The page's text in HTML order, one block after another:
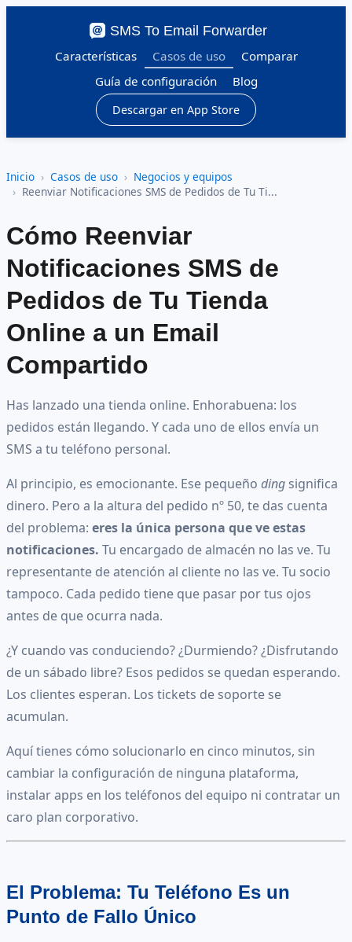
SMS To Email Forwarder
Características
Casos de uso
Comparar
Guía de configuración
Blog
Descargar en App Store
Inicio Casos de uso
Negocios y equipos
Reenviar Notificaciones SMS de Pedidos de Tu Ti...
Cómo Reenviar
Notificaciones SMS de
Pedidos de Tu Tienda
Online a un Email
Compartido
Has lanzado una tienda online. Enhorabuena: los
pedidos están llegando. Y cada uno de ellos envía un
SMS a tu teléfono personal.
Al principio, es emocionante. Ese pequeño ding significa
dinero. Pero a la altura del pedido nº 50, te das cuenta
del problema: eres la única persona que ve estas
notificaciones. Tu encargado de almacén no las ve. Tu
representante de atención al cliente no las ve. Tu socio
tampoco. Cada pedido tiene que pasar por tus ojos
antes de que ocurra nada.
¿Y cuando vas conduciendo? ¿Durmiendo? ¿Disfrutando
de un sábado libre? Esos pedidos se quedan esperando.
Los clientes esperan. Los tickets de soporte se
acumulan.
Aquí tienes cómo solucionarlo en cinco minutos, sin
cambiar la configuración de ninguna plataforma,
instalar apps en los teléfonos del equipo ni contratar un
caro plan corporativo.
El Problema: Tu Teléfono Es un
Punto de Fallo Único